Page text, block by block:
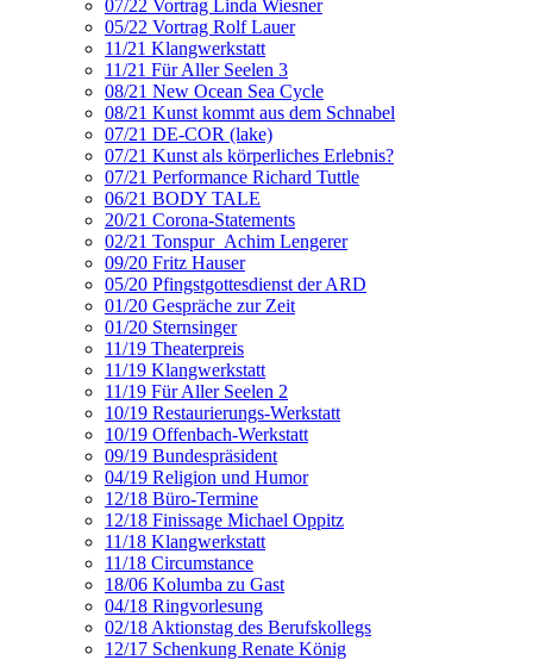
07/22 Vortrag Linda Wiesner
05/22 Vortrag Rolf Lauer
11/21 Klangwerkstatt
11/21 Für Aller Seelen 3
08/21 New Ocean Sea Cycle
08/21 Kunst kommt aus dem Schnabel
07/21 DE-COR (lake)
07/21 Kunst als körperliches Erlebnis?
07/21 Performance Richard Tuttle
06/21 BODY TALE
20/21 Corona-Statements
02/21 Tonspur_Achim Lengerer
09/20 Fritz Hauser
05/20 Pfingstgottesdienst der ARD
01/20 Gespräche zur Zeit
01/20 Sternsinger
11/19 Theaterpreis
11/19 Klangwerkstatt
11/19 Für Aller Seelen 2
10/19 Restaurierungs-Werkstatt
10/19 Offenbach-Werkstatt
09/19 Bundespräsident
04/19 Religion und Humor
12/18 Büro-Termine
12/18 Finissage Michael Oppitz
11/18 Klangwerkstatt
11/18 Circumstance
18/06 Kolumba zu Gast
04/18 Ringvorlesung
02/18 Aktionstag des Berufskollegs
12/17 Schenkung Renate König